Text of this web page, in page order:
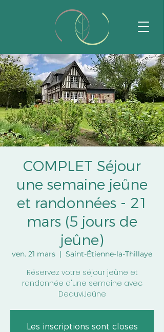
COMPLET Séjour
une semaine jeûne
et randonnées - 21
mars (5 jours de
jeûne)
ven. 21 mars
  |
Saint-Étienne-la-Thillaye
Réservez votre séjour jeûne et
randonnée d'une semaine avec
DeauviJeûne
Les inscriptions sont closes